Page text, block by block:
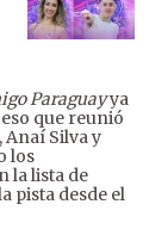
Paraguayya
que reunió
Anaí Silva y
los
la lista de
pista desde el